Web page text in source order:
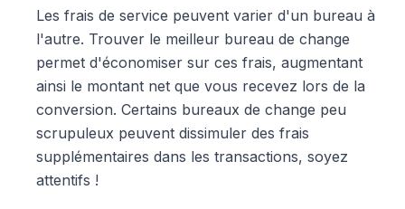
Les frais de service peuvent varier d'un bureau à
l'autre. Trouver le meilleur bureau de change
permet d'économiser sur ces frais, augmentant
ainsi le montant net que vous recevez lors de la
conversion. Certains bureaux de change peu
scrupuleux peuvent dissimuler des frais
supplémentaires dans les transactions, soyez
attentifs !